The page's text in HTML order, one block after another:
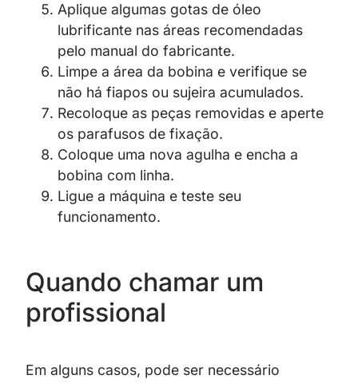
Aplique algumas gotas de óleo
lubrificante nas áreas recomendadas
pelo manual do fabricante.
Limpe a área da bobina e verifique se
não há fiapos ou sujeira acumulados.
Recoloque as peças removidas e aperte
os parafusos de fixação.
Coloque uma nova agulha e encha a
bobina com linha.
Ligue a máquina e teste seu
funcionamento.
Quando chamar um
profissional
Em alguns casos, pode ser necessário